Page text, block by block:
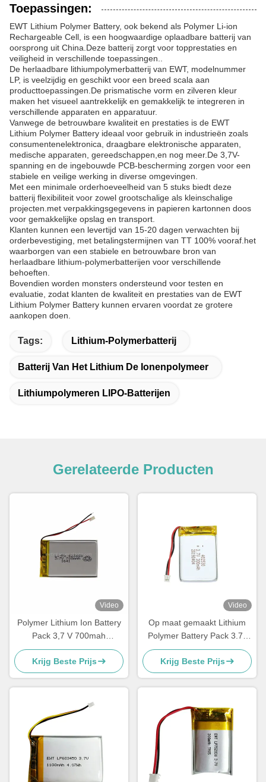
Toepassingen:
EWT Lithium Polymer Battery, ook bekend als Polymer Li-ion
Rechargeable Cell, is een hoogwaardige oplaadbare batterij van
oorsprong uit China.Deze batterij zorgt voor topprestaties en
veiligheid in verschillende toepassingen..
De herlaadbare lithiumpolymerbatterij van EWT, modelnummer
LP, is veelzijdig en geschikt voor een breed scala aan
producttoepassingen.De prismatische vorm en zilveren kleur
maken het visueel aantrekkelijk en gemakkelijk te integreren in
verschillende apparaten en apparatuur.
Vanwege de betrouwbare kwaliteit en prestaties is de EWT
Lithium Polymer Battery ideaal voor gebruik in industrieën zoals
consumentenelektronica, draagbare elektronische apparaten,
medische apparaten, gereedschappen,en nog meer.De 3,7V-
spanning en de ingebouwde PCB-bescherming zorgen voor een
stabiele en veilige werking in diverse omgevingen.
Met een minimale orderhoeveelheid van 5 stuks biedt deze
batterij flexibiliteit voor zowel grootschalige als kleinschalige
projecten.met verpakkingsgegevens in papieren kartonnen doos
voor gemakkelijke opslag en transport.
Klanten kunnen een levertijd van 15-20 dagen verwachten bij
orderbevestiging, met betalingstermijnen van TT 100% vooraf.het
waarborgen van een stabiele en betrouwbare bron van
herlaadbare lithium-polymerbatterijen voor verschillende
behoeften.
Bovendien worden monsters ondersteund voor testen en
evaluatie, zodat klanten de kwaliteit en prestaties van de EWT
Lithium Polymer Battery kunnen ervaren voordat ze grotere
aankopen doen.
Tags: Lithium-Polymerbatterij
Batterij Van Het Lithium De Ionenpolymeer
Lithiumpolymeren LIPO-Batterijen
Gerelateerde Producten
Video
Polymer Lithium Ion Battery
Pack 3,7 V 700mah
LP423450 accu
Krijg Beste Prijs
Video
Op maat gemaakt Lithium
Polymer Battery Pack 3.7v
300mah LiPo Battery
402530
Krijg Beste Prijs